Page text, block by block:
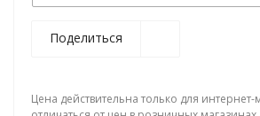
Поделиться
Цена действительна только для